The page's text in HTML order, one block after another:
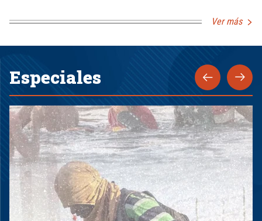
Ver más
Especiales